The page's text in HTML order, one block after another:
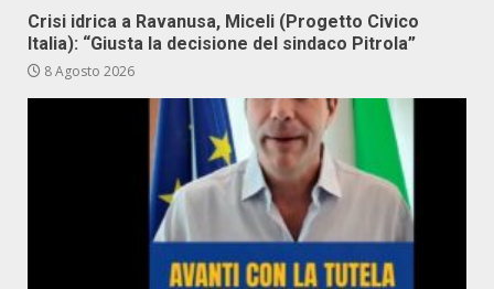
Crisi idrica a Ravanusa, Miceli (Progetto Civico
Italia): “Giusta la decisione del sindaco Pitrola”
8 Agosto 2026